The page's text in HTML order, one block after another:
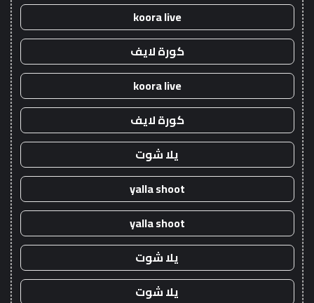
koora live
كورة لايف
koora live
كورة لايف
يلا شوت
yalla shoot
yalla shoot
يلا شوت
يلا شوت